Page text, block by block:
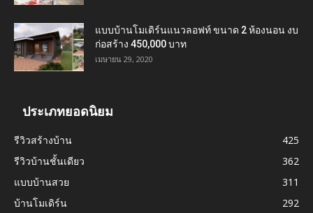
แบบบ้านโมเดิร์นแนวลอฟท์ ขนาด 2 ห้องนอน งบ
ก่อสร้าง 450,000 บาท
เมษายน 29, 2020
ประเภทยอดนิยม
รีวิวสร้างบ้าน
425
รีวิวบ้านชั้นเดียว
362
แบบบ้านสวย
311
บ้านโมเดิร์น
292